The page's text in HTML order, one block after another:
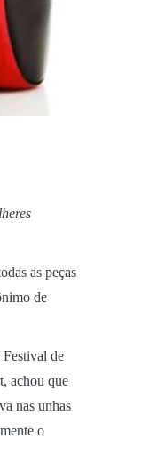
as peças
de
de
achou que
nas unhas
o